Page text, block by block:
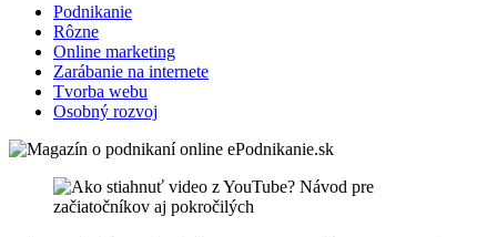
Podnikanie
Rôzne
Online marketing
Zarábanie na internete
Tvorba webu
Osobný rozvoj